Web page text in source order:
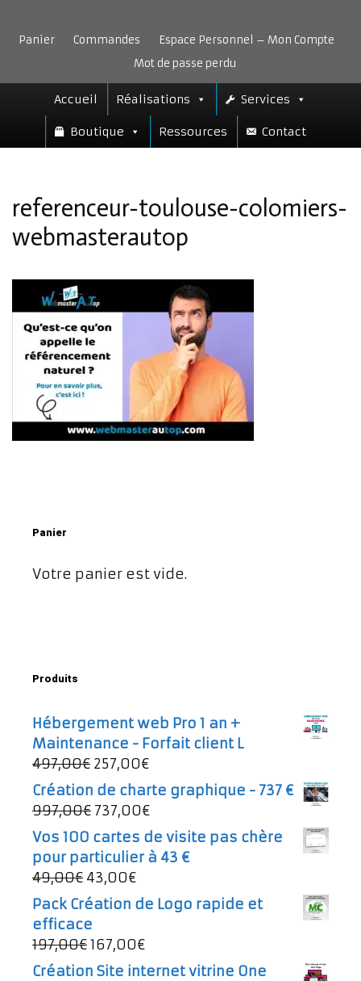
contenu
Panier Commandes
Espace Personnel – Mon Compte
Mot de passe perdu
Accueil Réalisations Services
Boutique Ressources Contact
referenceur-toulouse-colomiers-
webmasterautop
Panier
Votre panier est vide.
Produits
Hébergement web Pro 1 an +
Maintenance - Forfait client L
497,00€ Le
prix
initial
était :
497,00€.
257,00€Le
prix
actuel
257,00€.
Création de charte graphique - 737 €
997,00€ Le
prix
initial
était :
997,00€.
737,00€Le
prix
actuel
Vos 100 cartes de visite pas chère
pour particulier à 43 €
49,00€ Le
prix
initial
était :
49,00€.
43,00€Le
prix
actuel
est :
Pack Création de Logo rapide et
efficace
197,00€Le
prix
167,00€Le
prix
Création Site internet vitrine One